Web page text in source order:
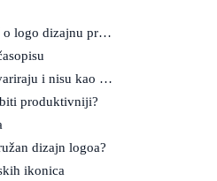
Sve što treba da znaš o logo dizajnu pre nego što angažuješ dizajnera
Zašto boje u štampi variraju i nisu kao na ekranu?
produktivniji?
dizajn logoa?
ikonica